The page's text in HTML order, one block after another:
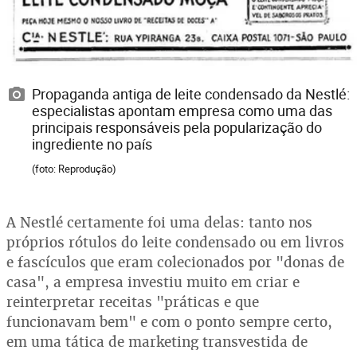
Propaganda antiga de leite condensado da Nestlé:
especialistas apontam empresa como uma das
principais responsáveis pela popularização do
ingrediente no país
(foto: Reprodução)
A Nestlé certamente foi uma delas: tanto nos
próprios rótulos do leite condensado ou em livros
e fascículos que eram colecionados por "donas de
casa", a empresa investiu muito em criar e
reinterpretar receitas "práticas e que
funcionavam bem" e com o ponto sempre certo,
em uma tática de marketing transvestida de